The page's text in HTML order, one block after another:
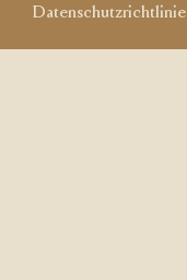
Datenschutzrichtlinie